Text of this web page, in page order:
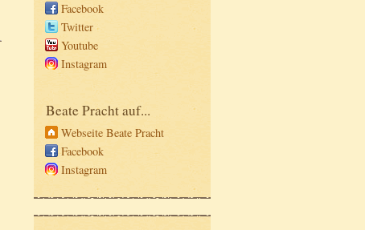
Facebook
Twitter
Youtube
Instagram
Beate Pracht auf...
Webseite Beate Pracht
Facebook
Instagram